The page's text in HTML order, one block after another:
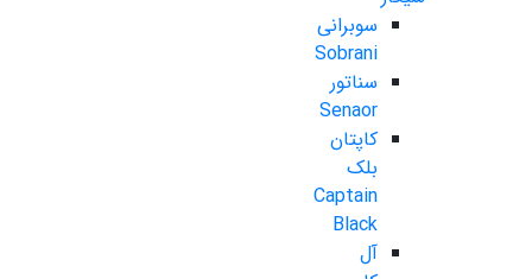
سوبرانی
Sobrani
سناتور
Senaor
کاپتان
بلک
Captain
Black
آل